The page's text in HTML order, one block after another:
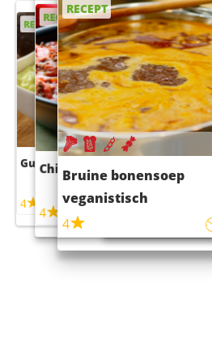
RECEPT
Guacamole
4
RECEPT
Chili con carne
4 45m
RECEPT
Bruine bonensoep
veganistisch
4
RECEPT
Sushi rijstsalade
maaltijdsalade
RECEPT
4